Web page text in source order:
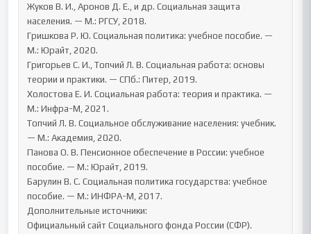
Жуков В. И., Аронов Д. Е., и др. Социальная защита
населения. — М.: РГСУ, 2018.
Гришкова Р. Ю. Социальная политика: учебное пособие. —
М.: Юрайт, 2020.
Григорьев С. И., Топчий Л. В. Социальная работа: основы
теории и практики. — СПб.: Питер, 2019.
Холостова Е. И. Социальная работа: теория и практика. —
М.: Инфра-М, 2021.
Топчий Л. В. Социальное обслуживание населения: учебник.
— М.: Академия, 2020.
Панова О. В. Пенсионное обеспечение в России: учебное
пособие. — М.: Юрайт, 2019.
Барулин В. С. Социальная политика государства: учебное
пособие. — М.: ИНФРА-М, 2017.
Дополнительные источники:
Официальный сайт Социального фонда России (СФР).